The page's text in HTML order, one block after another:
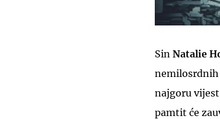
Sin Natalie
nemilosrdnih
najgoru
pamtit će